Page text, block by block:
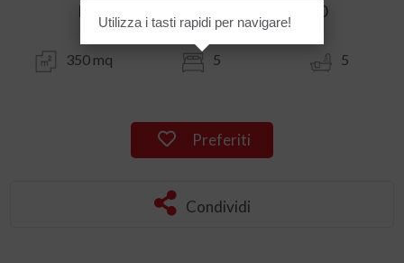
Revigliasco - Strada Cenasco, 24/10
350 mq 5 5
Preferiti
Condividi
Utilizza i tasti rapidi per navigare!